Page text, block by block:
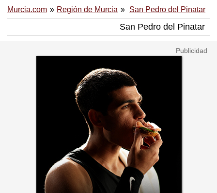
Murcia.com Región de Murcia San Pedro del Pinatar
San Pedro del Pinatar